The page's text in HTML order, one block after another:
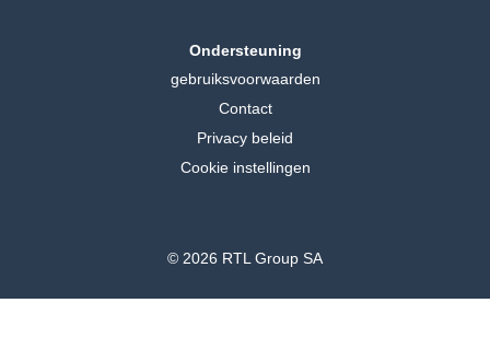
Ondersteuning
gebruiksvoorwaarden
Contact
Privacy beleid
Cookie instellingen
© 2026 RTL Group SA